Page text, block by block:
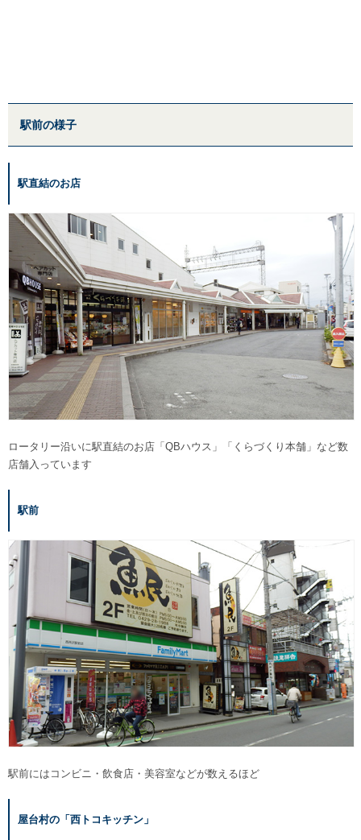
駅前の様子
駅直結のお店
ロータリー沿いに駅直結のお店「QBハウス」「くらづくり本舗」など数
店舗入っています
駅前
駅前にはコンビニ・飲食店・美容室などが数えるほど
屋台村の「西トコキッチン」